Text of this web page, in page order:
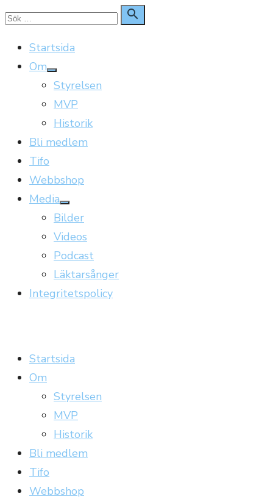
Hoppa
innehåll
Sök

Sök
Startsida
Om
Visa
undermeny
Styrelsen
MVP
Historik
Bli medlem
Tifo
Webbshop
Media
Visa
undermeny
Bilder
Videos
Podcast
Läktarsånger
Integritetspolicy
Startsida
Om
Styrelsen
MVP
Historik
Bli medlem
Tifo
Webbshop